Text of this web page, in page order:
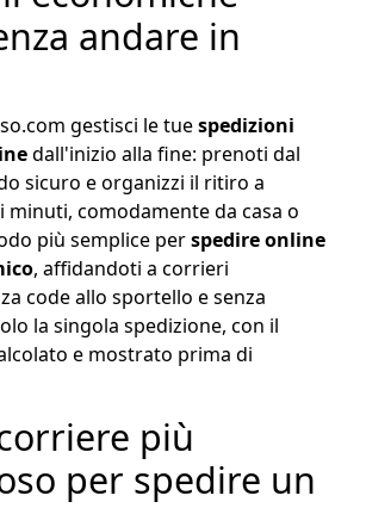
andare in
gestisci le tuespedizioni
dall'inizio alla fine: prenoti dal
sicuro e organizzi il ritiro a
comodamente da casa o
più semplice perspedire online
, affidandoti a corrieri
code allo sportello e senza
la singola spedizione, con il
e mostrato prima di
più
per spedire un